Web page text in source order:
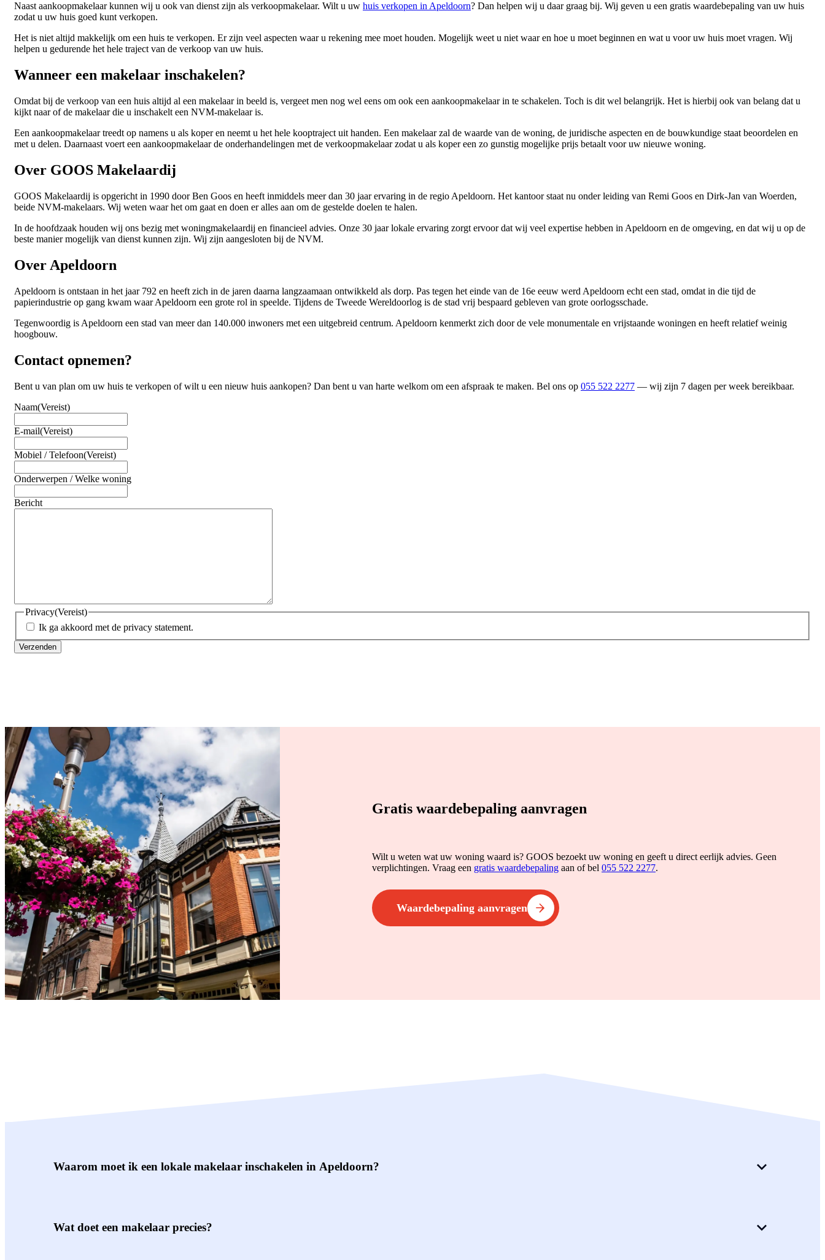
Naast aankoopmakelaar kunnen wij u ook van dienst zijn als verkoopmakelaar. Wilt u uw huis verkopen in Apeldoorn? Dan helpen wij u daar graag bij. Wij geven u een gratis waardebepaling van uw huis
zodat u uw huis goed kunt verkopen.
Het is niet altijd makkelijk om een huis te verkopen. Er zijn veel aspecten waar u rekening mee moet houden. Mogelijk weet u niet waar en hoe u moet beginnen en wat u voor uw huis moet vragen. Wij
helpen u gedurende het hele traject van de verkoop van uw huis.
Wanneer een makelaar inschakelen?
Omdat bij de verkoop van een huis altijd al een makelaar in beeld is, vergeet men nog wel eens om ook een aankoopmakelaar in te schakelen. Toch is dit wel belangrijk. Het is hierbij ook van belang dat u
kijkt naar of de makelaar die u inschakelt een NVM-makelaar is.
Een aankoopmakelaar treedt op namens u als koper en neemt u het hele kooptraject uit handen. Een makelaar zal de waarde van de woning, de juridische aspecten en de bouwkundige staat beoordelen en
met u delen. Daarnaast voert een aankoopmakelaar de onderhandelingen met de verkoopmakelaar zodat u als koper een zo gunstig mogelijke prijs betaalt voor uw nieuwe woning.
Over GOOS Makelaardij
GOOS Makelaardij is opgericht in 1990 door Ben Goos en heeft inmiddels meer dan 30 jaar ervaring in de regio Apeldoorn. Het kantoor staat nu onder leiding van Remi Goos en Dirk-Jan van Woerden,
beide NVM-makelaars. Wij weten waar het om gaat en doen er alles aan om de gestelde doelen te halen.
In de hoofdzaak houden wij ons bezig met woningmakelaardij en financieel advies. Onze 30 jaar lokale ervaring zorgt ervoor dat wij veel expertise hebben in Apeldoorn en de omgeving, en dat wij u op de
beste manier mogelijk van dienst kunnen zijn. Wij zijn aangesloten bij de NVM.
Over Apeldoorn
Apeldoorn is ontstaan in het jaar 792 en heeft zich in de jaren daarna langzaamaan ontwikkeld als dorp. Pas tegen het einde van de 16e eeuw werd Apeldoorn echt een stad, omdat in die tijd de
papierindustrie op gang kwam waar Apeldoorn een grote rol in speelde. Tijdens de Tweede Wereldoorlog is de stad vrij bespaard gebleven van grote oorlogsschade.
Tegenwoordig is Apeldoorn een stad van meer dan 140.000 inwoners met een uitgebreid centrum. Apeldoorn kenmerkt zich door de vele monumentale en vrijstaande woningen en heeft relatief weinig
hoogbouw.
Contact opnemen?
Bent u van plan om uw huis te verkopen of wilt u een nieuw huis aankopen? Dan bent u van harte welkom om een afspraak te maken. Bel ons op 055 522 2277 — wij zijn 7 dagen per week bereikbaar.
Naam(Vereist)
E-mail(Vereist)
Mobiel / Telefoon(Vereist)
Onderwerpen / Welke woning
Bericht
Privacy(Vereist)
Ik ga akkoord met de privacy statement.
Gratis waardebepaling aanvragen
Wilt u weten wat uw woning waard is? GOOS bezoekt uw woning en geeft u direct eerlijk advies. Geen
verplichtingen. Vraag een gratis waardebepaling aan of bel 055 522 2277.
Waardebepaling aanvragen
Waarom moet ik een lokale makelaar inschakelen in Apeldoorn?
Wat doet een makelaar precies?